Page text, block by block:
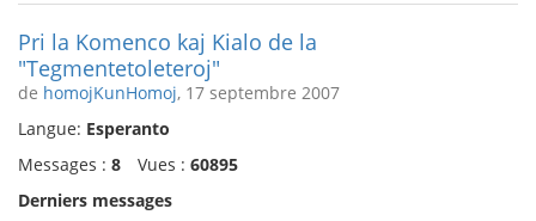
Pri la Komenco kaj Kialo de la
"Tegmentetoleteroj"
de homojKunHomoj, 17 septembre 2007
Langue: Esperanto
Messages : 8 Vues : 60895
Derniers messages